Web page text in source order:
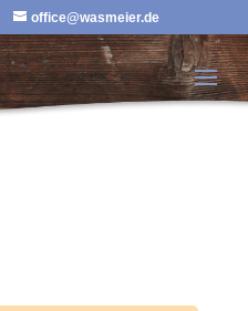
office@wasmeier.de